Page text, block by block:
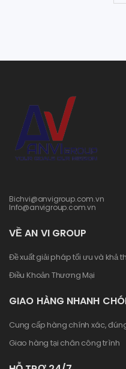
Bichvi@anvigroup.com.vn
Info@anvigroup.com.vn
VỀ AN VI GROUP
Đề xuất giải pháp tối ưu và khả
Điều Khoản Thương Mại
GIAO HÀNG NHANH
Cung cấp hàng chính xác,
Giao hàng tại chân công trình